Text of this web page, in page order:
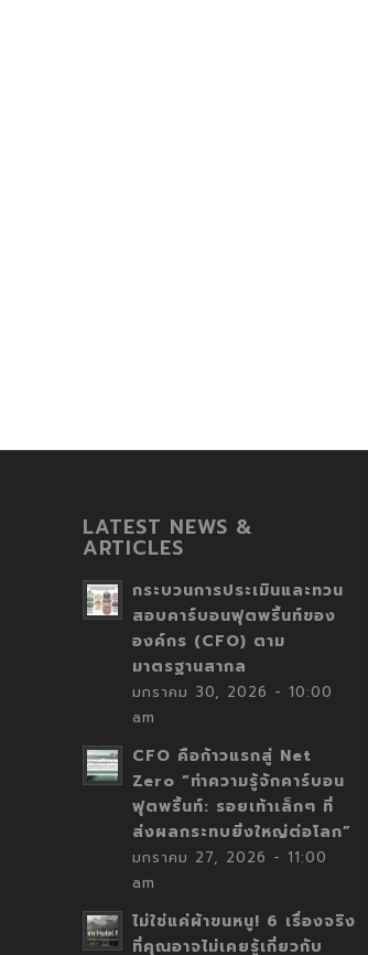
LATEST NEWS &
ARTICLES
กระบวนการประเมินและทวน
สอบคาร์บอนฟุตพริ้นท์ของ
องค์กร (CFO) ตาม
มาตรฐานสากล
มกราคม 30, 2026 - 10:00
am
CFO คือก้าวแรกสู่ Net
Zero “ทำความรู้จักคาร์บอน
ฟุตพริ้นท์: รอยเท้าเล็กๆ ที่
ส่งผลกระทบยิ่งใหญ่ต่อโลก”
มกราคม 27, 2026 - 11:00
am
ไม่ใช่แค่ผ้าขนหนู! 6 เรื่องจริง
ที่คุณอาจไม่เคยรู้เกี่ยวกับ